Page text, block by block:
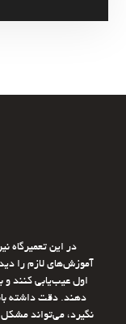
در این تعمیرگاه
آموزش‌های لازم را
اول عیب‌یابی کنند و
دهند. دقت داشته
نگیرد، می‌تواند